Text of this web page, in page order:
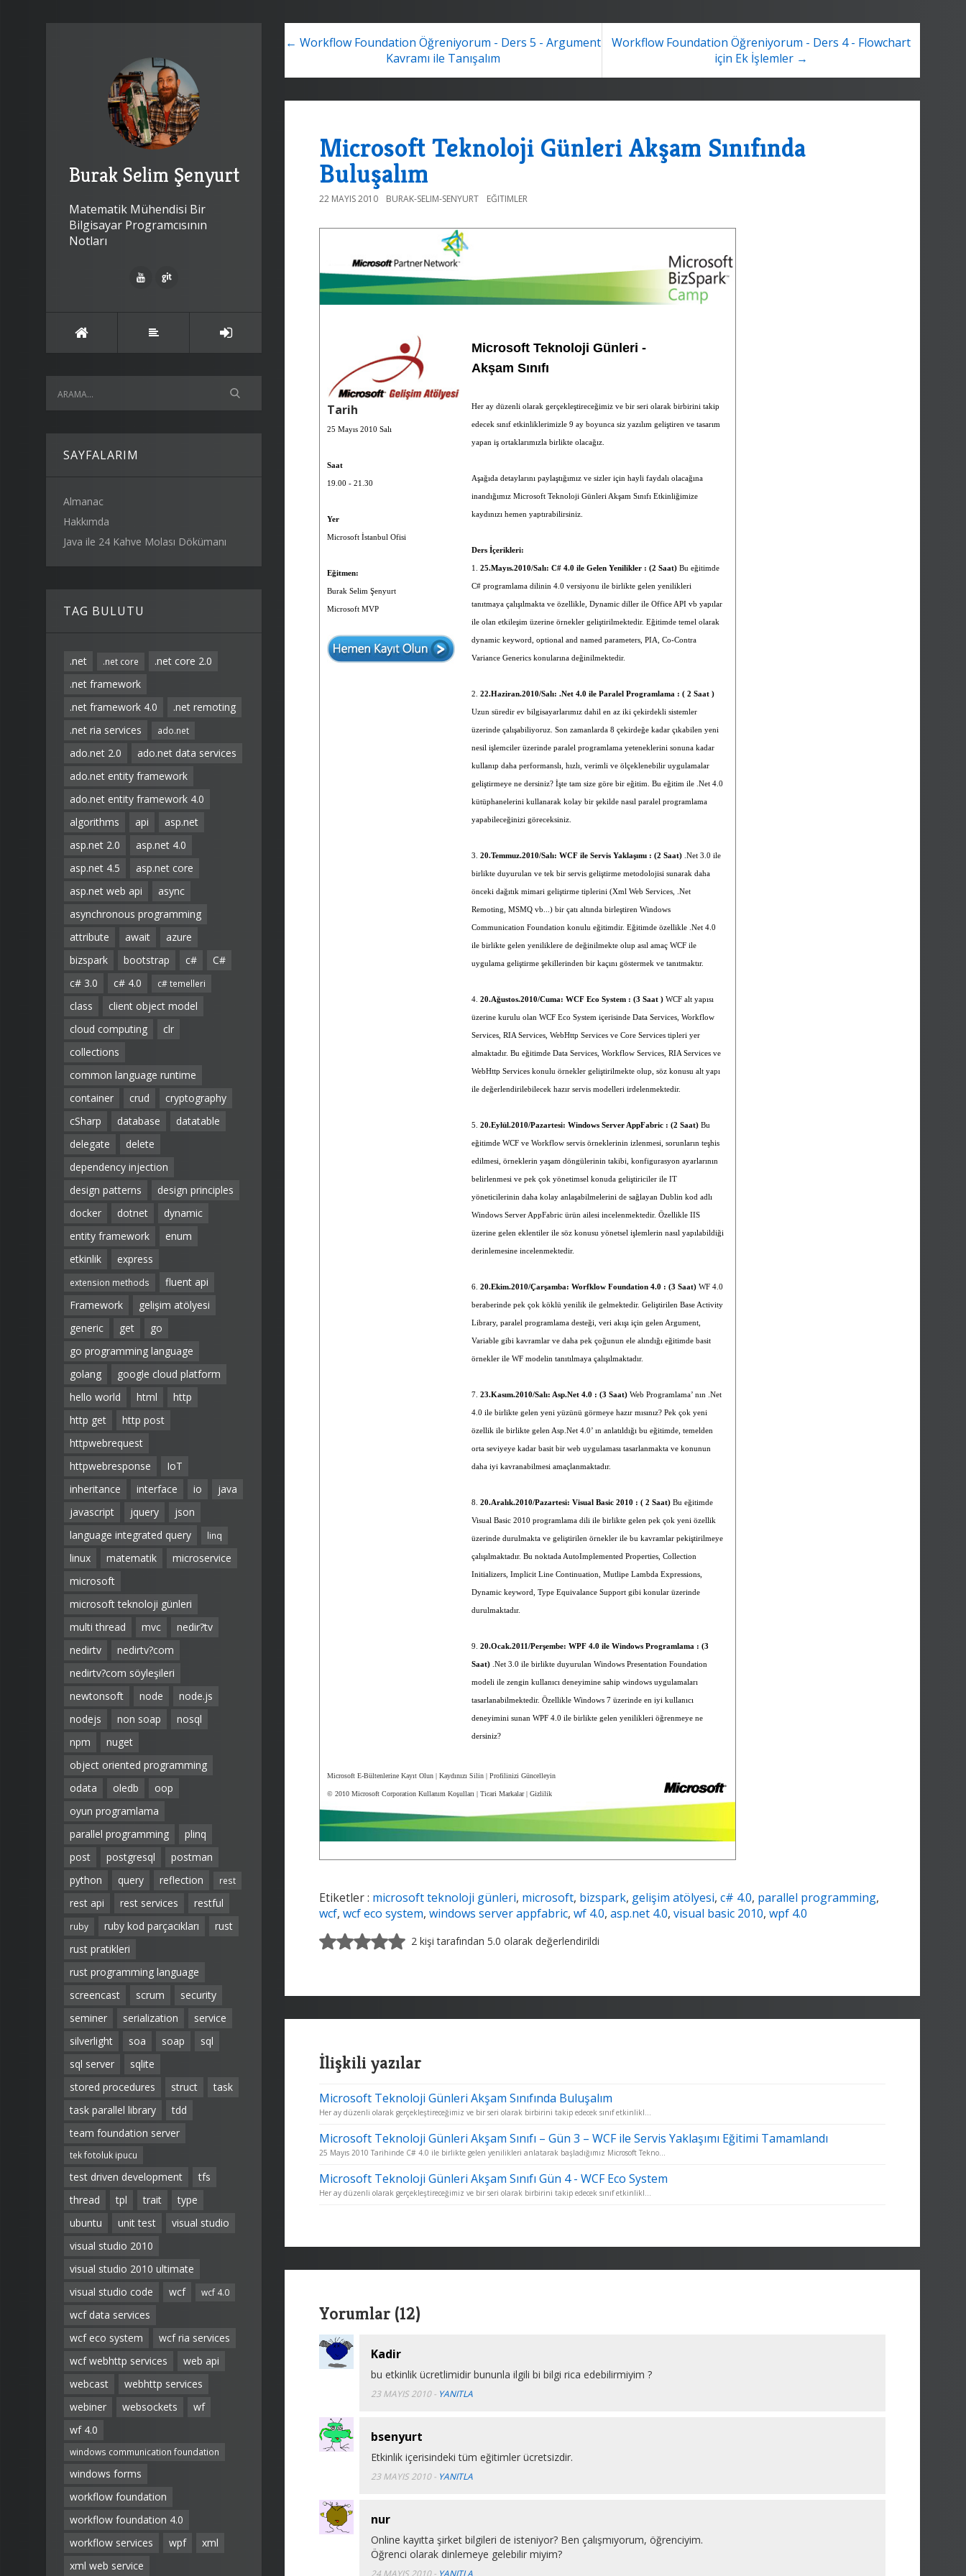
Burak Selim Şenyurt
Matematik Mühendisi Bir
Bilgisayar Programcısının
Notları
SAYFALARIM
Almanac
Hakkımda
Java ile 24 Kahve Molası Dökümanı
TAG BULUTU
.net .net core
.net core 2.0
.net framework
.net framework 4.0
.net remoting
.net ria services
ado.net
ado.net 2.0
ado.net data services
ado.net entity framework
ado.net entity framework 4.0
algorithms
api
asp.net
asp.net 2.0
asp.net 4.0
asp.net 4.5
asp.net core
asp.net web api
async
asynchronous programming
attribute
await
azure
bizspark
bootstrap c#
C#
c# 3.0
c# 4.0 c# temelleri
class
client object model
cloud computing
clr
collections
common language runtime
container
crud
cryptography
cSharp
database
datatable
delegate
delete
dependency injection
design patterns
design principles
docker
dotnet
dynamic
entity framework
enum
etkinlik
express
extension methods
fluent api
Framework
gelişim atölyesi
generic
get
go
go programming language
golang
google cloud platform
hello world
html
http
http get
http post
httpwebrequest
httpwebresponse
IoT
inheritance
interface io
java
javascript
jquery
json
language integrated query
linq
linux matematik
microservice
microsoft
microsoft teknoloji günleri
multi thread
mvc
nedir?tv
nedirtv
nedirtv?com
nedirtv?com söyleşileri
newtonsoft
node
node.js
nodejs
non soap
nosql
npm
nuget
object oriented programming
odata
oledb
oop
oyun programlama
parallel programming
plinq
post
postgresql
postman
python
query reflection rest
rest api rest services restful
ruby ruby kod parçacıkları
rust
rust pratikleri
rust programming language
screencast
scrum
security
seminer
serialization
service
silverlight
soa soap
sql
sql server
sqlite
stored procedures
struct
task
task parallel library
tdd
team foundation server
tek fotoluk ipucu
test driven development
tfs
thread
tpl trait
type
ubuntu
unit test
visual studio
visual studio 2010
visual studio 2010 ultimate
visual studio code
wcf wcf 4.0
wcf data services
wcf eco system
wcf ria services
wcf webhttp services
web api
webcast
webhttp services
webiner
websockets
wf
wf 4.0
windows communication foundation
windows forms
workflow foundation
workflow foundation 4.0
workflow services
wpf
xml
xml web service
← Workflow Foundation Öğreniyorum - Ders 5 - Argument
Kavramı ile Tanışalım
Workflow Foundation Öğreniyorum - Ders 4 - Flowchart
için Ek İşlemler →
Microsoft Teknoloji Günleri Akşam Sınıfında
Buluşalım
22 MAYIS 2010 BURAK-SELIM-SENYURT EĞITIMLER
Tarih
25 Mayıs 2010 Salı
Saat
19.00 - 21.30
Yer
Microsoft İstanbul Ofisi
Eğitmen:
Burak Selim Şenyurt
Microsoft MVP
Microsoft Teknoloji Günleri -
Akşam Sınıfı
Her ay düzenli olarak gerçekleştireceğimiz ve bir seri olarak birbirini takip
edecek sınıf etkinliklerimizle 9 ay boyunca siz yazılım geliştiren ve tasarım
yapan iş ortaklarımızla birlikte olacağız.
Aşağıda detaylarını paylaştığımız ve sizler için hayli faydalı olacağına
inandığımız Microsoft Teknoloji Günleri Akşam Sınıfı Etkinliğimize
kaydınızı hemen yaptırabilirsiniz.
Ders İçerikleri:
1. 25.Mayıs.2010/Salı: C# 4.0 ile Gelen Yenilikler : (2 Saat) Bu eğitimde
C# programlama dilinin 4.0 versiyonu ile birlikte gelen yenilikleri
tanıtmaya çalışılmakta ve özellikle, Dynamic diller ile Office API vb yapılar
ile olan etkileşim üzerine örnekler geliştirilmektedir. Eğitimde temel olarak
dynamic keyword, optional and named parameters, PIA, Co-Contra
Variance Generics konularına değinilmektedir.
2. 22.Haziran.2010/Salı: .Net 4.0 ile Paralel Programlama : ( 2 Saat )
Uzun süredir ev bilgisayarlarımız dahil en az iki çekirdekli sistemler
üzerinde çalışabiliyoruz. Son zamanlarda 8 çekirdeğe kadar çıkabilen yeni
nesil işlemciler üzerinde paralel programlama yeteneklerini sonuna kadar
kullanıp daha performanslı, hızlı, verimli ve ölçeklenebilir uygulamalar
geliştirmeye ne dersiniz? İşte tam size göre bir eğitim. Bu eğitim ile .Net 4.0
kütüphanelerini kullanarak kolay bir şekilde nasıl paralel programlama
yapabileceğinizi göreceksiniz.
3. 20.Temmuz.2010/Salı: WCF ile Servis Yaklaşımı : (2 Saat) .Net 3.0 ile
birlikte duyurulan ve tek bir servis geliştirme metodolojisi sunarak daha
önceki dağıtık mimari geliştirme tiplerini (Xml Web Services, .Net
Remoting, MSMQ vb...) bir çatı altında birleştiren Windows
Communication Foundation konulu eğitimdir. Eğitimde özellikle .Net 4.0
ile birlikte gelen yeniliklere de değinilmekte olup asıl amaç WCF ile
uygulama geliştirme şekillerinden bir kaçını göstermek ve tanıtmaktır.
4. 20.Ağustos.2010/Cuma: WCF Eco System : (3 Saat ) WCF alt yapısı
üzerine kurulu olan WCF Eco System içerisinde Data Services, Workflow
Services, RIA Services, WebHttp Services ve Core Services tipleri yer
almaktadır. Bu eğitimde Data Services, Workflow Services, RIA Services ve
WebHttp Services konulu örnekler geliştirilmekte olup, söz konusu alt yapı
ile değerlendirilebilecek hazır servis modelleri irdelenmektedir.
5. 20.Eylül.2010/Pazartesi: Windows Server AppFabric : (2 Saat) Bu
eğitimde WCF ve Workflow servis örneklerinin izlenmesi, sorunların teşhis
edilmesi, örneklerin yaşam döngülerinin takibi, konfigurasyon ayarlarının
belirlenmesi ve pek çok yönetimsel konuda geliştiriciler ile IT
yöneticilerinin daha kolay anlaşabilmelerini de sağlayan Dublin kod adlı
Windows Server AppFabric ürün ailesi incelenmektedir. Özellikle IIS
üzerine gelen eklentiler ile söz konusu yönetsel işlemlerin nasıl yapılabildiği
derinlemesine incelenmektedir.
6. 20.Ekim.2010/Çarşamba: Worfklow Foundation 4.0 : (3 Saat) WF 4.0
beraberinde pek çok köklü yenilik ile gelmektedir. Geliştirilen Base Activity
Library, paralel programlama desteği, veri akışı için gelen Argument,
Variable gibi kavramlar ve daha pek çoğunun ele alındığı eğitimde basit
örnekler ile WF modelin tanıtılmaya çalışılmaktadır.
7. 23.Kasım.2010/Salı: Asp.Net 4.0 : (3 Saat) Web Programlama’ nın .Net
4.0 ile birlikte gelen yeni yüzünü görmeye hazır mısınız? Pek çok yeni
özellik ile birlikte gelen Asp.Net 4.0’ ın anlatıldığı bu eğitimde, temelden
orta seviyeye kadar basit bir web uygulaması tasarlanmakta ve konunun
daha iyi kavranabilmesi amaçlanmaktadır.
8. 20.Aralık.2010/Pazartesi: Visual Basic 2010 : ( 2 Saat) Bu eğitimde
Visual Basic 2010 programlama dili ile birlikte gelen pek çok yeni özellik
üzerinde durulmakta ve geliştirilen örnekler ile bu kavramlar pekiştirilmeye
çalışılmaktadır. Bu noktada AutoImplemented Properties, Collection
Initializers, Implicit Line Continuation, Mutlipe Lambda Expressions,
Dynamic keyword, Type Equivalance Support gibi konular üzerinde
durulmaktadır.
9. 20.Ocak.2011/Perşembe: WPF 4.0 ile Windows Programlama : (3
Saat) .Net 3.0 ile birlikte duyurulan Windows Presentation Foundation
modeli ile zengin kullanıcı deneyimine sahip windows uygulamaları
tasarlanabilmektedir. Özellikle Windows 7 üzerinde en iyi kullanıcı
deneyimini sunan WPF 4.0 ile birlikte gelen yenilikleri öğrenmeye ne
dersiniz?
Microsoft E-Bültenlerine Kayıt Olun | Kaydınızı Silin | Profilinizi Güncelleyin
© 2010 Microsoft Corporation Kullanım Koşulları | Ticari Markalar| Gizlilik
Etiketler : microsoft teknoloji günleri, microsoft, bizspark, gelişim atölyesi, c# 4.0, parallel programming,
wcf, wcf eco system, windows server appfabric, wf 4.0, asp.net 4.0, visual basic 2010, wpf 4.0
2 kişi tarafından 5.0 olarak değerlendirildi
İlişkili yazılar
Microsoft Teknoloji Günleri Akşam Sınıfında Buluşalım
Her ay düzenli olarak gerçekleştireceğimiz ve bir seri olarak birbirini takip edecek sınıf etkinlikl...
Microsoft Teknoloji Günleri Akşam Sınıfı – Gün 3 – WCF ile Servis Yaklaşımı Eğitimi Tamamlandı
25 Mayıs 2010 Tarihinde C# 4.0 ile birlikte gelen yenilikleri anlatarak başladığımız Microsoft Tekno...
Microsoft Teknoloji Günleri Akşam Sınıfı Gün 4 - WCF Eco System
Her ay düzenli olarak gerçekleştireceğimiz ve bir seri olarak birbirini takip edecek sınıf etkinlikl...
Yorumlar (12)
Kadir
bu etkinlik ücretlimidir bununla ilgili bi bilgi rica edebilirmiyim ?
23 MAYIS 2010- YANITLA
bsenyurt
Etkinlik içerisindeki tüm eğitimler ücretsizdir.
23 MAYIS 2010- YANITLA
nur
Online kayıtta şirket bilgileri de isteniyor? Ben çalışmıyorum, öğrenciyim.
Öğrenci olarak dinlemeye gelebilir miyim?
24 MAYIS 2010- YANITLA